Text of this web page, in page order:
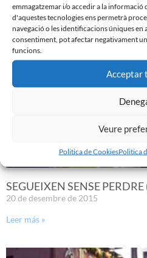
emmagatzemar i/o accedir a la
d'aquestes tecnologies ens permetrà
navegació o les identificacions úniques
consentiment, pot afectar negativament
funcions.
Acceptar
Veure
Politica de CookiesPolitica
Leer más »
SEGUEIXEN SENSE PERDRE
20 de desembre de 2015
Leer más »